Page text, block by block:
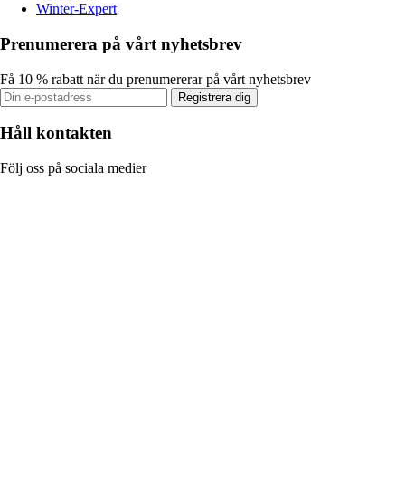
Winter-Expert
Prenumerera på vårt nyhetsbrev
Få 10 % rabatt när du prenumererar på vårt nyhetsbrev
Registrera dig
Håll kontakten
Följ oss på sociala medier